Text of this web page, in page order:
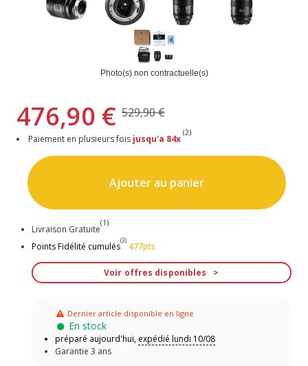
Photo(s) non contractuelle(s)
476,90 € 529,90 €
Paiement en plusieurs fois jusqu'a 84x
(2)
Ajouter au panier
Livraison Gratuite
(1)
Points Fidélité cumulés
(3)
477pts
Voir offres disponibles
Dernier article disponible en ligne
En stock
préparé aujourd'hui, expédié lundi 10/08
Garantie 3 ans